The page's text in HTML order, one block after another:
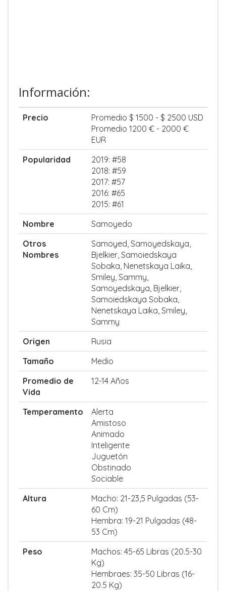
Información:
Precio
Promedio $ 1500 - $ 2500 USD
Promedio 1200 € - 2000 €
EUR
Popularidad
2019: #58
2018: #59
2017: #57
2016: #65
2015: #61
Nombre
Samoyedo
Otros
Nombres
Samoyed, Samoyedskaya,
Bjelkier, Samoiedskaya
Sobaka, Nenetskaya Laika,
Smiley, Sammy,
Samoyedskaya, Bjelkier,
Samoiedskaya Sobaka,
Nenetskaya Laika, Smiley,
Sammy
Origen
Rusia
Tamaño
Medio
Promedio de
Vida
12-14 Años
Temperamento
Alerta
Amistoso
Animado
Inteligente
Juguetón
Obstinado
Sociable
Altura
Macho: 21-23,5 Pulgadas (53-
60 Cm)
Hembra: 19-21 Pulgadas (48-
53 Cm)
Peso
Machos: 45-65 Libras (20.5-30
Kg)
Hembraes: 35-50 Libras (16-
20.5 Kg)